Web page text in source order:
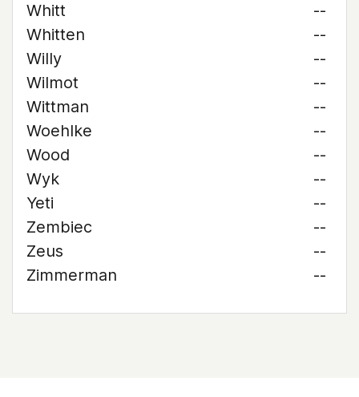
Whitt
--
Whitten
--
Willy
--
Wilmot
--
Wittman
--
Woehlke
--
Wood
--
Wyk
--
Yeti
--
Zembiec
--
Zeus
--
Zimmerman
--